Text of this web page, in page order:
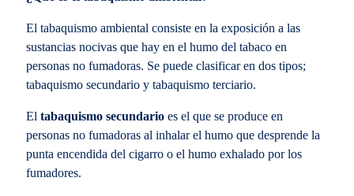
El tabaquismo ambiental consiste en la exposición a las
sustancias nocivas que hay en el humo del tabaco en
personas no fumadoras. Se puede clasificar en dos tipos;
tabaquismo secundario y tabaquismo terciario.
El tabaquismo secundarioes el que se produce en
personas no fumadoras al inhalar el humo que desprende la
punta encendida del cigarro o el humo exhalado por los
fumadores.